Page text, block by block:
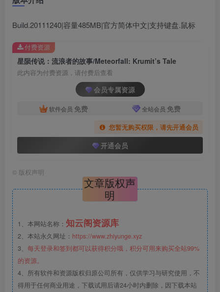
Build.20111240|容量485MB|官方简体中文|支持键盘.鼠标
星陨传说：流浪者的故事/Meteorfall: Krumit’s Tale
此内容为付费资源，请付费后查看
会员专属资源
软件会员 免费 全站会员 免费
您暂无购买权限，请先开通会员
开通会员
付费资源
© 版权声明
文章版权声
明
1、本网站名称： 知云阁资源库
2、本站永久网址： https://www.zhiyunge.xyz
3、 每天登录和签到都可以获得积分哦，积分可用来购买全站99%
的资源。
4、所有软件和资源版权归原公司所有，仅供学习与研究使用，不
得用于任何商业用途，下载试用后请24小时内删除，因下载本站